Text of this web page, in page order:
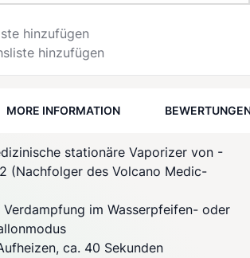
hinzufügen
hinzufügen
MORE INFORMATION
stationäre Vaporizer von -
(Nachfolger des Volcano Medic-
im Wasserpfeifen- oder
ca. 40 Sekunden